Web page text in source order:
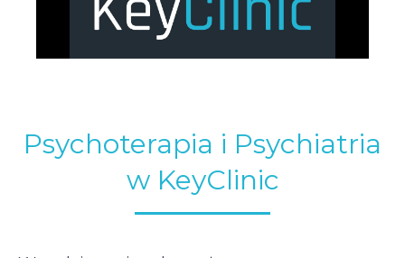
Psychoterapia i Psychiatria
w KeyClinic